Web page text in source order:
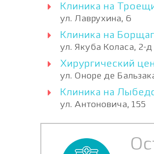
Клиника на
ул. Лаврухина, 6
Клиника на
ул. Якуба Коласа, 2-д
Хирургический
ул. Оноре де
Клиника на
ул. Антоновича, 155